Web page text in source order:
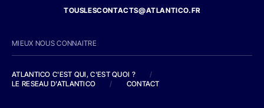
TOUSLESCONTACTS@ATLANTICO.FR
MIEUX NOUS CONNAITRE
ATLANTICO C'EST QUI, C'EST QUOI ?
/
LE RESEAU D'ATLANTICO
/ CONTACT